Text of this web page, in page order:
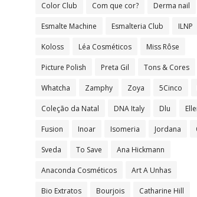
Color Club Com que cor? Derma nail
Esmalte Machine Esmalteria Club ILNP
Koloss Léa Cosméticos Miss Rôse
Picture Polish Preta Gil Tons & Cores
Whatcha Zamphy Zoya 5Cinco
Coleção da Natal DNA Italy Dlu
Fusion Inoar Isomeria Jordana
Sveda To Save Ana Hickmann
Anaconda Cosméticos Art A Unhas
Bio Extratos Bourjois Catharine Hill